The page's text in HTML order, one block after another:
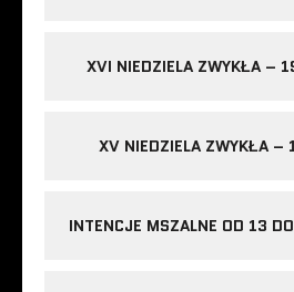
XVI NIEDZIELA ZWYKŁA –
XV NIEDZIELA ZWYKŁA –
INTENCJE MSZALNE OD 13